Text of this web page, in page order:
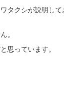
タクシが説明して
。
思っています。